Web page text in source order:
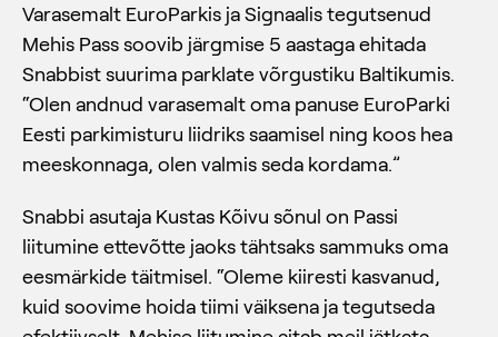
Varasemalt EuroParkis ja Signaalis tegutsenud
Mehis Pass soovib järgmise 5 aastaga ehitada
Snabbist suurima parklate võrgustiku Baltikumis.
“Olen andnud varasemalt oma panuse EuroParki
Eesti parkimisturu liidriks saamisel ning koos hea
meeskonnaga, olen valmis seda kordama.”
Snabbi asutaja Kustas Kõivu sõnul on Passi
liitumine ettevõtte jaoks tähtsaks sammuks oma
eesmärkide täitmisel. “Oleme kiiresti kasvanud,
kuid soovime hoida tiimi väiksena ja tegutseda